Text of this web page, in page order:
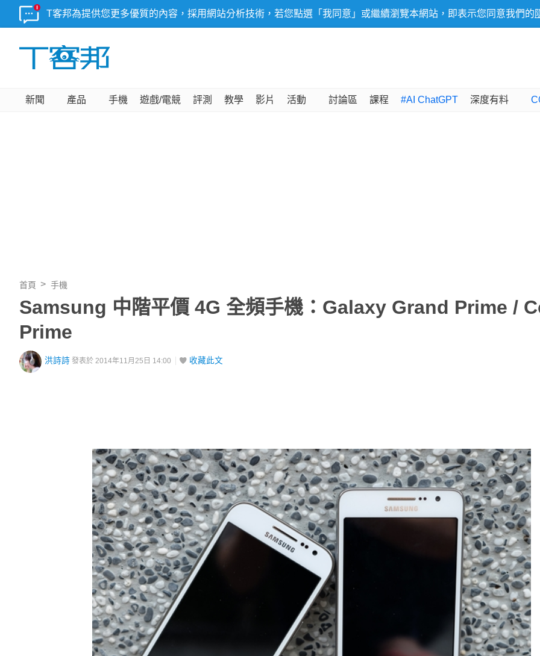
T客邦為提供您更多優質的內容，採用網站分析技術，若您點選「我同意」或繼續瀏覽本網站，即表示您同意我們的
新聞 產品 手機 遊戲/電競 評測 教學 影片 活動 討論區 課程 #AI ChatGPT 深度有料
首頁 手機
Samsung 中階平價 4G 全頻手機：Galaxy Grand Prime /
Prime
洪詩詩 發表於 2014年11月25日 14:00 收藏此文